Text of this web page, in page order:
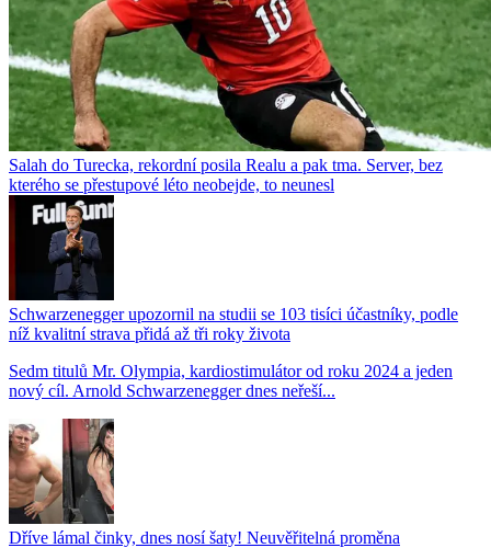
Salah do Turecka, rekordní posila Realu a pak tma. Server, bez
kterého se přestupové léto neobejde, to neunesl
Schwarzenegger upozornil na studii se 103 tisíci účastníky, podle
níž kvalitní strava přidá až tři roky života
Sedm titulů Mr. Olympia, kardiostimulátor od roku 2024 a jeden
nový cíl. Arnold Schwarzenegger dnes neřeší...
Dříve lámal činky, dnes nosí šaty! Neuvěřitelná proměna